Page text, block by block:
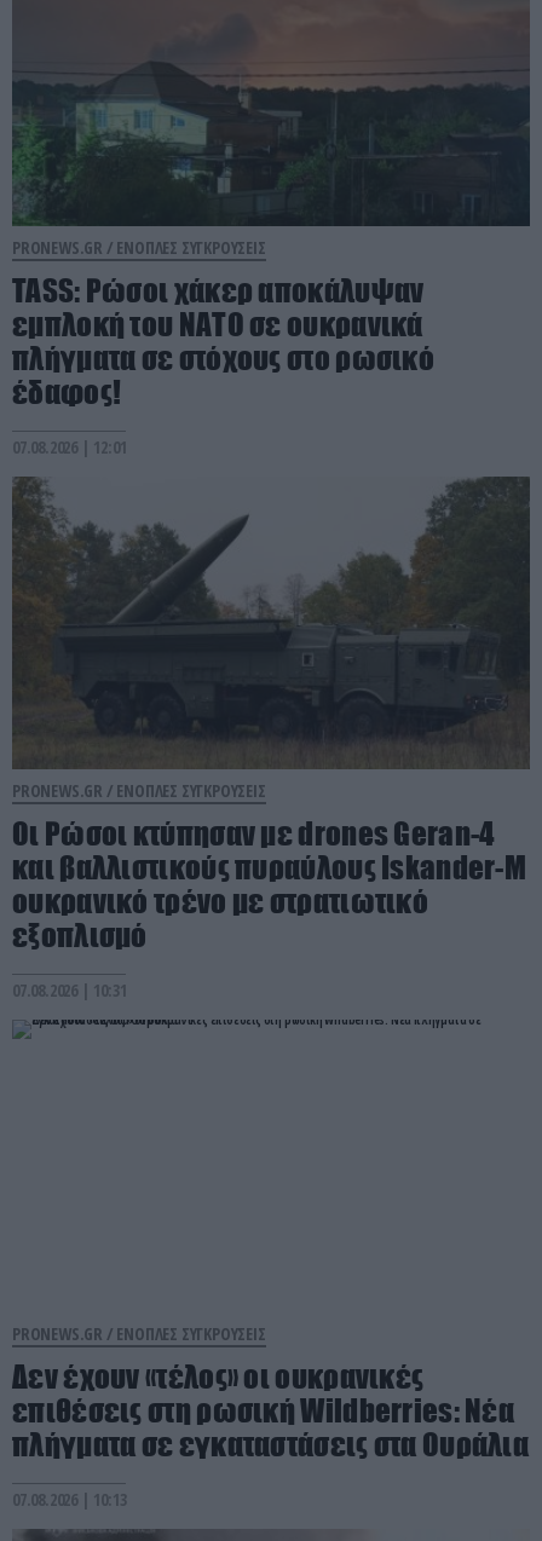
PRONEWS.GR / ΕΝΟΠΛΕΣ ΣΥΓΚΡΟΥΣΕΙΣ
TASS: Ρώσοι χάκερ αποκάλυψαν
εμπλοκή του ΝΑΤΟ σε ουκρανικά
πλήγματα σε στόχους στο ρωσικό
έδαφος!
07.08.2026 | 12:01
PRONEWS.GR / ΕΝΟΠΛΕΣ ΣΥΓΚΡΟΥΣΕΙΣ
Οι Ρώσοι κτύπησαν με drones Geran-4
και βαλλιστικούς πυραύλους Iskander-M
ουκρανικό τρένο με στρατιωτικό
εξοπλισμό
07.08.2026 | 10:31
PRONEWS.GR / ΕΝΟΠΛΕΣ ΣΥΓΚΡΟΥΣΕΙΣ
Δεν έχουν «τέλος» οι ουκρανικές
επιθέσεις στη ρωσική Wildberries: Νέα
πλήγματα σε εγκαταστάσεις στα Ουράλια
07.08.2026 | 10:13